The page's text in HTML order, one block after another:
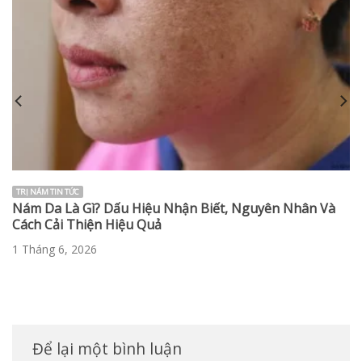
TRỊ NÁM TIN TỨC
Nám Da Là Gì? Dấu Hiệu Nhận Biết, Nguyên Nhân Và
Cách Cải Thiện Hiệu Quả
1 Tháng 6, 2026
Để lại một bình luận